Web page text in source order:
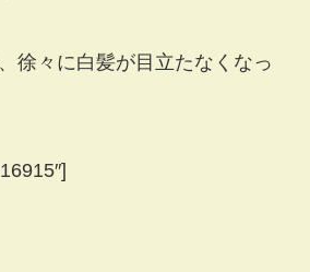
徐々に白髪が目立たなくなっ